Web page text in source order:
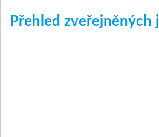
Přehled zveřejněných